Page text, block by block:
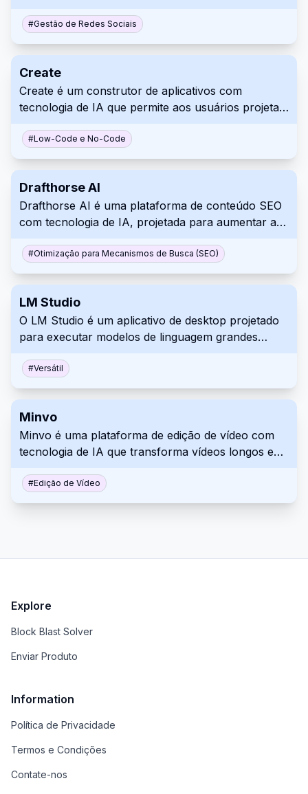
de conteúdo personalizado, agendamento de
postagens e verificações de viralidade em várias
trabalho para indivíduos, influenciadores e
empresas que buscam aprimorar sua presença
online.
#Gestão de Redes Sociais
Create
Create é um construtor de aplicativos com
tecnologia de IA que permite aos usuários projetar
simplificando a codificação tradicional. É
particularmente útil para criar ferramentas internas
otimizem os fluxos de trabalho. O Create capacita
tanto desenvolvedores experientes quanto
iniciantes a dar vida às suas ideias de aplicativos de
#Low-Code e No-Code
Drafthorse AI
Drafthorse AI é uma plataforma de conteúdo SEO
com tecnologia de IA, projetada para aumentar a
para publicação. Integra-se perfeitamente com as
principais plataformas CMS, como WordPress e
Melhore seu fluxo de trabalho de geração de
conteúdo, desde palavras-chave até artigos ativos
em minutos.
#Otimização para Mecanismos de Busca (SEO)
LM Studio
O LM Studio é um aplicativo de desktop projetado
para executar modelos de linguagem grandes
aprimora a privacidade e a segurança dos dados,
oferecendo compatibilidade com uma variedade de
pessoais, pesquisa ou trabalho de desenvolvimento
envolvendo dados confidenciais.
#Versátil
Minvo
Minvo é uma plataforma de edição de vídeo com
tecnologia de IA que transforma vídeos longos em
para criadores de conteúdo, profissionais de
marketing e empresas, o Minvo automatiza o
#Edição de Vídeo
Explore
Block Blast Solver
Enviar Produto
Information
Política de Privacidade
Termos e Condições
Contate-nos